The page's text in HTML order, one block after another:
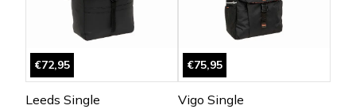
€72,95
Leeds Single
€75,95
Vigo Single